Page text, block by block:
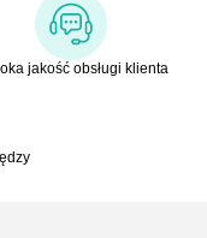
jakość obsługi klienta